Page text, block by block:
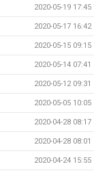
2020-05-19 17:45
2020-05-17 16:42
2020-05-15 09:15
2020-05-14 07:41
2020-05-12 09:31
2020-05-05 10:05
2020-04-28 08:17
2020-04-28 08:01
2020-04-24 15:55